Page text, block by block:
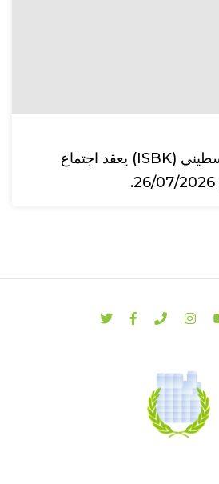
البنك الإسلامي الفلسطيني (ISBK) يعقد اجتماع